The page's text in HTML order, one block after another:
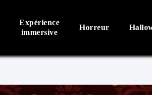
Expérience
immersive
Horreur